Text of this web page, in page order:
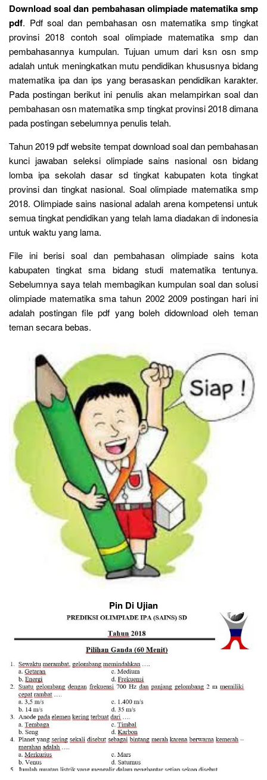
Download soal dan pembahasan olimpiade matematika smp
pdf. Pdf soal dan pembahasan osn matematika smp tingkat
provinsi 2018 contoh soal olimpiade matematika smp dan
pembahasannya kumpulan. Tujuan umum dari ksn osn smp
adalah untuk meningkatkan mutu pendidikan khususnya bidang
matematika ipa dan ips yang berasaskan pendidikan karakter.
Pada postingan berikut ini penulis akan melampirkan soal dan
pembahasan osn matematika smp tingkat provinsi 2018 dimana
pada postingan sebelumnya penulis telah.
Tahun 2019 pdf website tempat download soal dan pembahasan
kunci jawaban seleksi olimpiade sains nasional osn bidang
lomba ipa sekolah dasar sd tingkat kabupaten kota tingkat
provinsi dan tingkat nasional. Soal olimpiade matematika smp
2018. Olimpiade sains nasional adalah arena kompetensi untuk
semua tingkat pendidikan yang telah lama diadakan di indonesia
untuk waktu yang lama.
File ini berisi soal dan pembahasan olimpiade sains kota
kabupaten tingkat sma bidang studi matematika tentunya.
Sebelumnya saya telah membagikan kumpulan soal dan solusi
olimpiade matematika sma tahun 2002 2009 postingan hari ini
adalah postingan file pdf yang boleh didownload oleh teman
teman secara bebas.
Pin Di Ujian